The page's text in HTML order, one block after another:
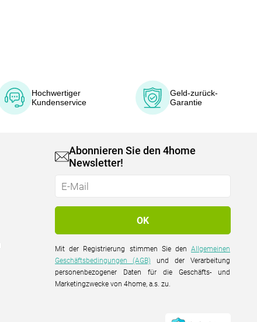
Hochwertiger
Kundenservice
Geld-zurück-
Garantie
Abonnieren Sie den 4home
Newsletter!
Mit der Registrierung stimmen Sie denAllgemeinen
Geschäftsbedingungen (AGB) und der Verarbeitung
personenbezogener Daten für die Geschäfts- und
Marketingzwecke von 4home, a.s. zu.